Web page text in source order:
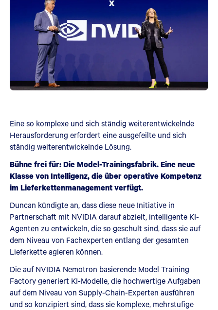
Eine so komplexe und sich ständig weiterentwickelnde
Herausforderung erfordert eine ausgefeilte und sich
ständig weiterentwickelnde Lösung.
Bühne frei für: Die Model-Trainingsfabrik. Eine neue
Klasse von Intelligenz, die über operative Kompetenz
im Lieferkettenmanagement verfügt.
Duncan kündigte an, dass diese neue Initiative in
Partnerschaft mit NVIDIA darauf abzielt, intelligente KI-
Agenten zu entwickeln, die so geschult sind, dass sie auf
dem Niveau von Fachexperten entlang der gesamten
Lieferkette agieren können.
Die auf NVIDIA Nemotron basierende Model Training
Factory generiert KI-Modelle, die hochwertige Aufgaben
auf dem Niveau von Supply-Chain-Experten ausführen
und so konzipiert sind, dass sie komplexe, mehrstufige